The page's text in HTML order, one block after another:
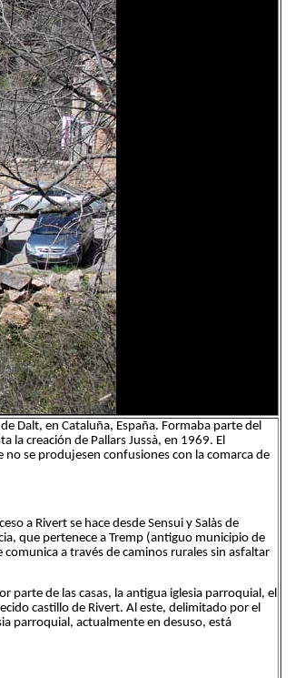
Dalt, en Cataluña, España. Formaba parte del
la creación de Pallars Jussà, en 1969. El
se produjesen confusiones con la comarca de
a Rivert se hace desde Sensui y Salàs de
que pertenece a Tremp (antiguo municipio de
comunica a través de caminos rurales sin asfaltar
parte de las casas, la antigua iglesia parroquial, el
castillo de Rivert. Al este, delimitado por el
parroquial, actualmente en desuso, está